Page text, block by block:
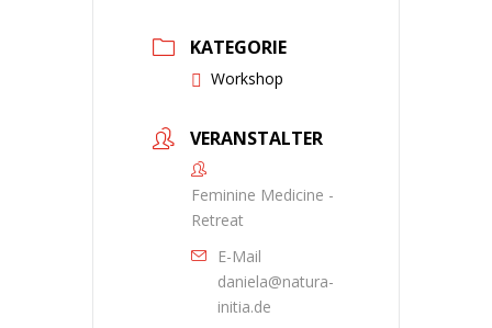
KATEGORIE
Workshop
VERANSTALTER
Feminine Medicine -
Retreat
E-Mail
daniela@natura-
initia.de